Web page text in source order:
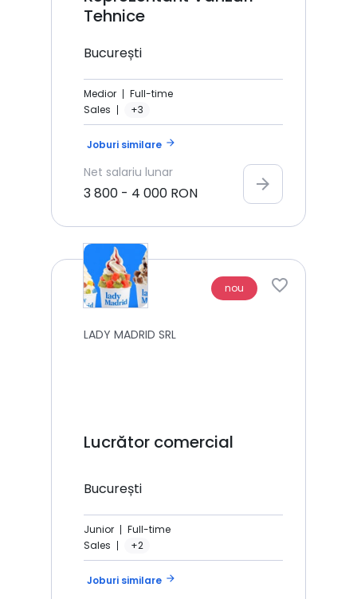
Tehnice
București
Medior
Full-time
Sales
+3
Joburi similare arrow_forward
Net salariu lunar
3 800 - 4 000 RON arrow_forward
nou
LADY MADRID SRL
Lucrător comercial
București
Junior
Full-time
Sales
+2
Joburi similare arrow_forward